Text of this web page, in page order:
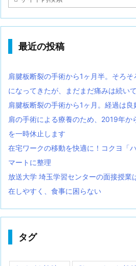
最近の投稿
肩腱板断裂の手術から1ヶ月半。そろ
になってきたが、まだまだ痛みは続い
肩腱板断裂の手術から1ヶ月。経過は
肩の手術による療養のため、2019年か
を一時休止します
在宅ワークの移動を快適に！コクヨ「
マートに整理
放送大学 埼玉学習センターの面接授業
在しやすく、食事に困らない
タグ